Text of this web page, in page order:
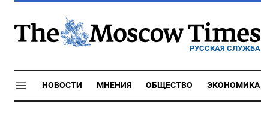
РУССКАЯ СЛУЖБА
НОВОСТИ МНЕНИЯ ОБЩЕСТВО ЭКОНОМИКА